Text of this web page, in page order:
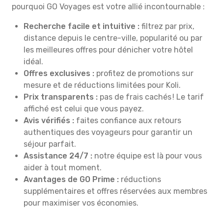
pourquoi GO Voyages est votre allié incontournable :
Recherche facile et intuitive : filtrez par prix,
distance depuis le centre-ville, popularité ou par
les meilleures offres pour dénicher votre hôtel
idéal.
Offres exclusives : profitez de promotions sur
mesure et de réductions limitées pour Koli.
Prix transparents : pas de frais cachés ! Le tarif
affiché est celui que vous payez.
Avis vérifiés : faites confiance aux retours
authentiques des voyageurs pour garantir un
séjour parfait.
Assistance 24/7 : notre équipe est là pour vous
aider à tout moment.
Avantages de GO Prime : réductions
supplémentaires et offres réservées aux membres
pour maximiser vos économies.